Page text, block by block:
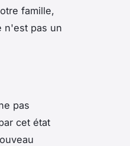
famille,
n'est pas un
pas
cet état